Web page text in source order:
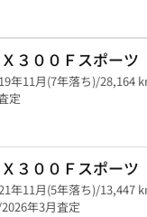
Ｘ３００Ｆスポーツ
年11月(7年落ち)/28,164
定
Ｘ３００Ｆスポーツ
年11月(5年落ち)/13,447
年3月査定